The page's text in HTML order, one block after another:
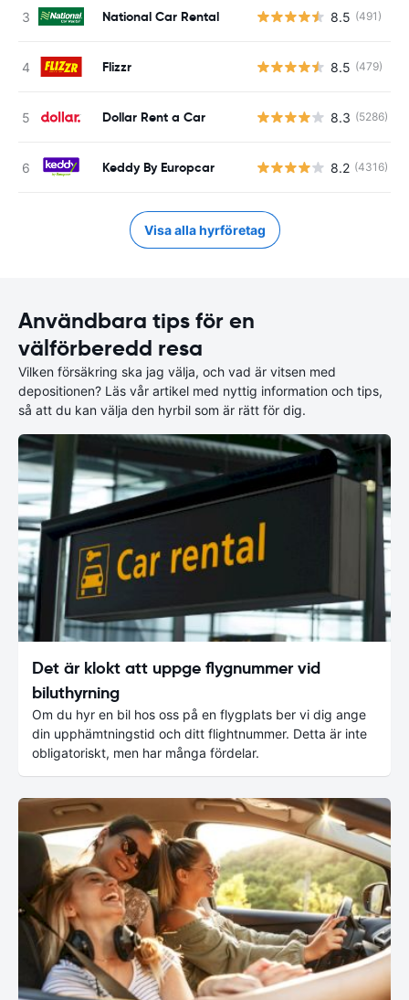
National Car Rental 8.5 (491)
Flizzr 8.5 (479)
Dollar Rent a Car 8.3 (5286)
Keddy By Europcar 8.2 (4316)
Visa alla hyrföretag
Användbara tips för en
välförberedd resa
Vilken försäkring ska jag välja, och vad är vitsen med
depositionen? Läs vår artikel med nyttig information och tips,
så att du kan välja den hyrbil som är rätt för dig.
Det är klokt att uppge flygnummer vid
biluthyrning
Om du hyr en bil hos oss på en flygplats ber vi dig ange
din upphämtningstid och ditt flightnummer. Detta är inte
obligatoriskt, men har många fördelar.